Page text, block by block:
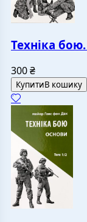
Техніка
300₴
КупитиВ кошику